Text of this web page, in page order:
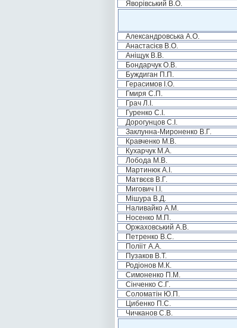
Яворівський В.О.
Александровська А.О.
Анастасієв В.О.
Аніщук В.В.
Бондарчук О.В.
Буждиган П.П.
Герасимов І.О.
Гмиря С.П.
Грач Л.І.
Гуренко С.І.
Дорогунцов С.І.
Заклунна-Мироненко В.Г.
Кравченко М.В.
Кухарчук М.А.
Лобода М.В.
Мартинюк А.І.
Матвєєв В.Г.
Мигович І.І.
Мішура В.Д.
Наливайко А.М.
Носенко М.П.
Оржаховський А.В.
Петренко В.С.
Полііт А.А.
Пузаков В.Т.
Родіонов М.К.
Симоненко П.М.
Сінченко С.Г.
Соломатін Ю.П.
Цибенко П.С.
Чичканов С.В.